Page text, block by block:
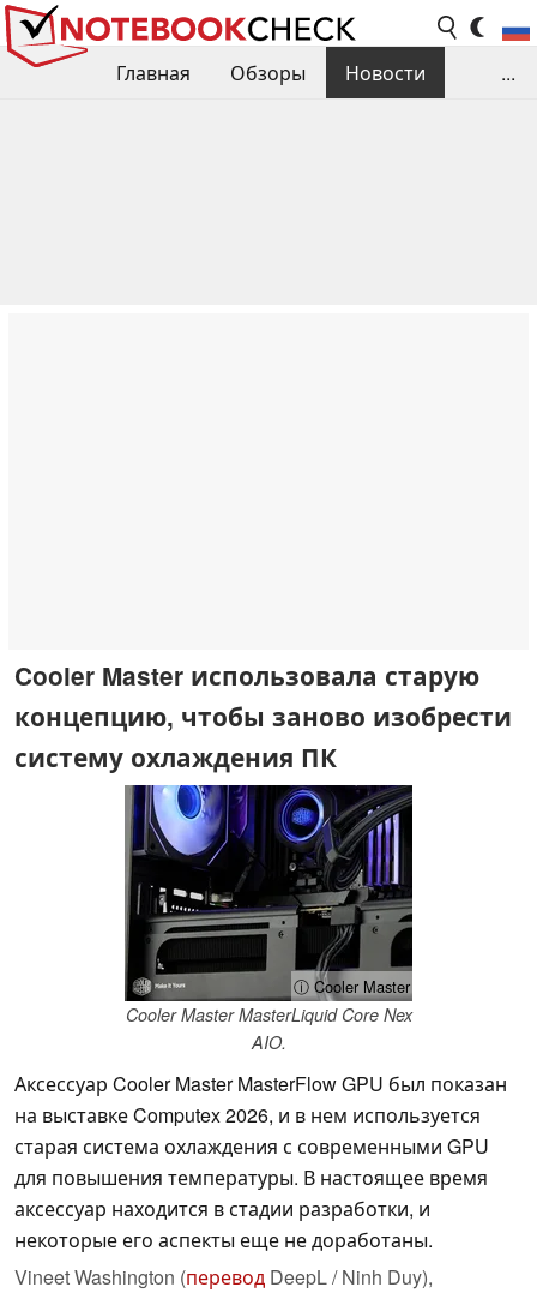
Главная Обзоры
Новости
...
Cooler Master использовала старую
концепцию, чтобы заново изобрести
систему охлаждения ПК
ⓘ Cooler Master
Cooler Master MasterLiquid Core Nex
AIO.
Аксессуар Cooler Master MasterFlow GPU был показан
на выставке Computex 2026, и в нем используется
старая система охлаждения с современными GPU
для повышения температуры. В настоящее время
аксессуар находится в стадии разработки, и
некоторые его аспекты еще не доработаны.
Vineet Washington (перевод DeepL / Ninh Duy),